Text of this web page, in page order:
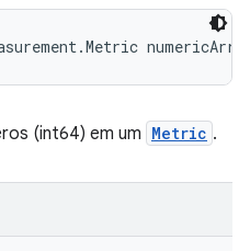
(int64) em um Metric .